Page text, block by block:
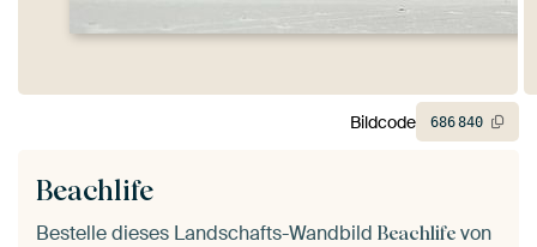
Beachlife
Bestelle dieses Landschafts-Wandbild Beachlife von
Bildcode 686840